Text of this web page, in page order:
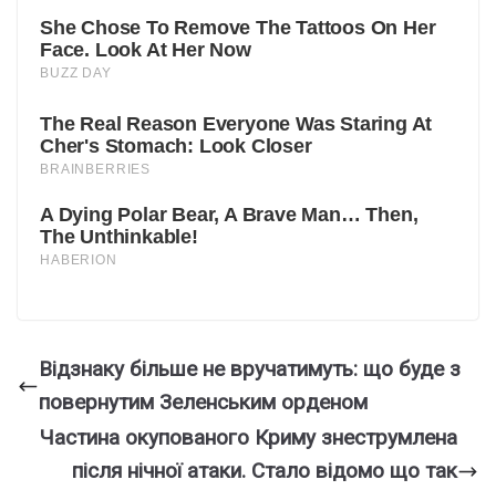
Відзнаку більше не вручатимуть: що буде з
повернутим Зеленським орденом
Чаcтина окупованого Кpиму знестpумлена
піcля нічної атaки. Стaло відомо що так